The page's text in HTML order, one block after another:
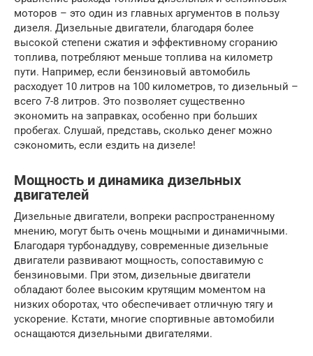
моторов – это один из главных аргументов в пользу
дизеля. Дизельные двигатели, благодаря более
высокой степени сжатия и эффективному сгоранию
топлива, потребляют меньше топлива на километр
пути. Например, если бензиновый автомобиль
расходует 10 литров на 100 километров, то дизельный –
всего 7-8 литров. Это позволяет существенно
экономить на заправках, особенно при больших
пробегах. Слушай, представь, сколько денег можно
сэкономить, если ездить на дизеле!
Мощность и динамика дизельных
двигателей
Дизельные двигатели, вопреки распространенному
мнению, могут быть очень мощными и динамичными.
Благодаря турбонаддуву, современные дизельные
двигатели развивают мощность, сопоставимую с
бензиновыми. При этом, дизельные двигатели
обладают более высоким крутящим моментом на
низких оборотах, что обеспечивает отличную тягу и
ускорение. Кстати, многие спортивные автомобили
оснащаются дизельными двигателями.